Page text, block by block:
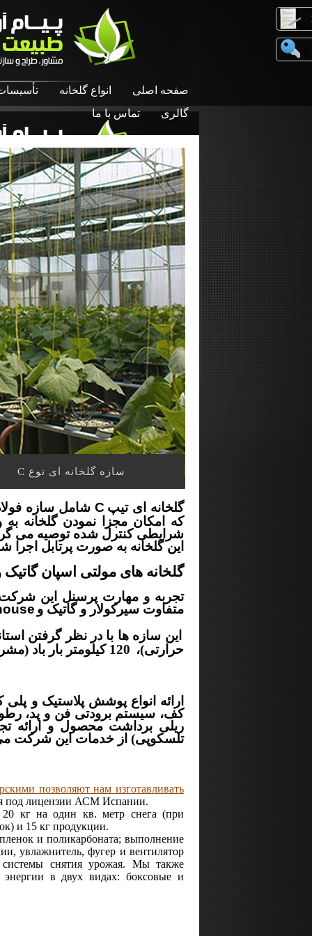
صفحه اصلی انواع گلخانه
گالری
تماس با ما
سازه گلخانه ای نوع C
گلخانه ای تیپ C شامل سازه
که امکان مجزا نمودن
شرایطی کنترل شده توصیه می
این گلخانه به صورت پرتابل اجرا
گلخانه های مولتی اسپان گاتیک
تجربه و مهارت پرسنل این
متفاوت سیرکولار و گاتیک و
حرارتی)،
ارائه انواع پوشش پلاستیک و
کف، سیستم برودتی فن و پد،
ریلی برداشت محصول و ارائه
تلسکوپی) از خدمات این شرکت
позволяют нам изготавливать
под лицензии АСМ Испании.
20 кг на один кв. метр снега (при
и 15 кг продукции.
и поликарбоната; выполнение
увлажнитель, фугер и вентилятор
системы снятия урожая. Мы также
энергии в двух видах: боксовые и